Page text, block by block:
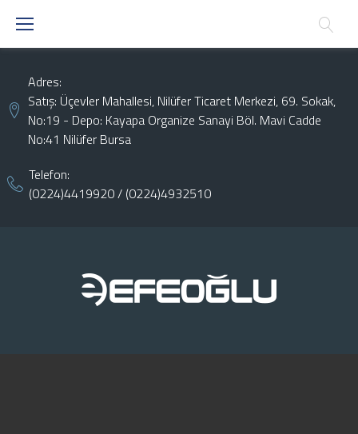
Skip
Adres:
Satış: Üçevler Mahallesi, Nilüfer Ticaret Merkezi, 69. Sokak,
No:19 - Depo: Kayapa Organize Sanayi Böl. Mavi Cadde
No:41 Nilüfer Bursa
Telefon:
(0224)4419920/ (0224)4932510